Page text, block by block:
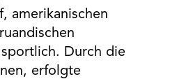
amerikanischen
Durch die
erfolgte